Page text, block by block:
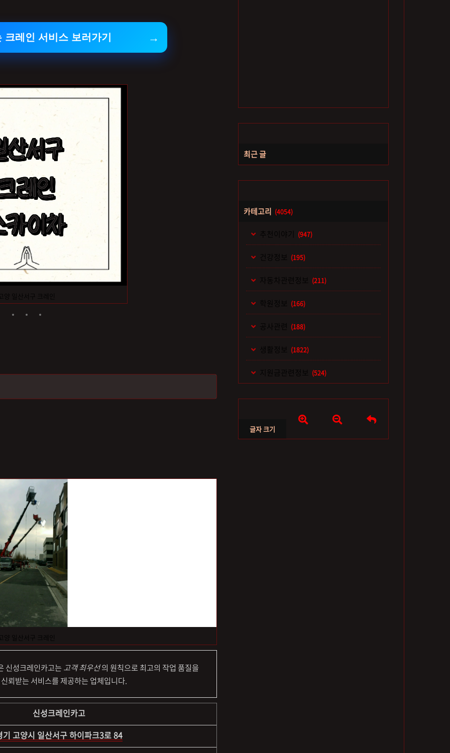
최근 글
카테고리 (4054)
추천이야기 (947)
건강정보 (195)
자동차관련정보 (211)
학원정보 (166)
공사관련 (188)
생활정보 (1822)
지원금관련정보 (524)
글자 크기
  
크레인 서비스 보러가기
양 일산서구 크레인
양 일산서구 크레인
신성크레인카고는고객 최우선의 원칙으로 최고의 작업 품질을
뢰받는 서비스를 제공하는 업체입니다.
신성크레인카고
기 고양시 일산서구 하이파크3로 84